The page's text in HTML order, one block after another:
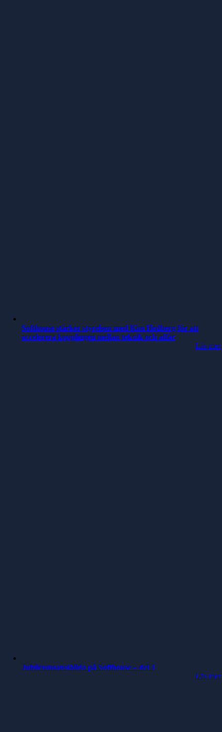
Softhouse stärker styrelsen med Kim Hedberg för att
accelerera kopplingen mellan teknik och affär
Läs mer
Jubileumsanställda på Softhouse – del 3
Läs mer